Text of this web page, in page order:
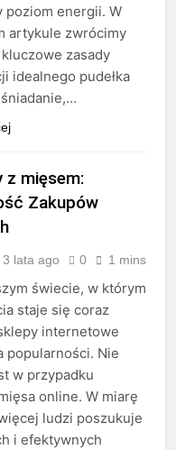
poziom energii. W
artykule zwrócimy
zasady
idealnego pudełka
z mięsem:
Zakupów
3 lata ago 0 1 mins
świecie, w którym
staje się coraz
internetowe
popularności. Nie
w przypadku
online. W miarę
ludzi poszukuje
i efektywnych